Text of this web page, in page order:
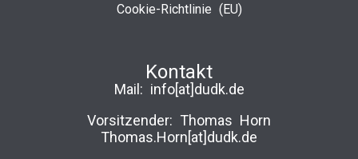
Cookie-Richtlinie (EU)
Kontakt
Mail: info[at]dudk.de
Vorsitzender: Thomas Horn
Thomas.Horn[at]dudk.de